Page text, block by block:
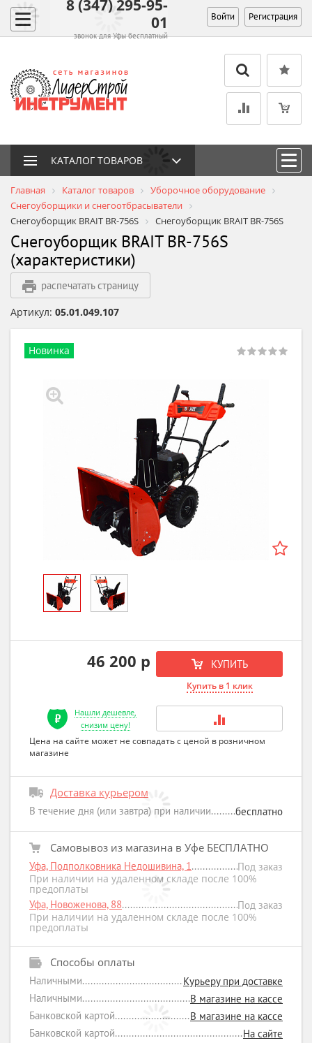
8 (347) 295-95-
01
звонок для Уфы бесплатный
Войти Регистрация
КАТАЛОГ ТОВАРОВ
Главная Каталог товаров
Уборочное оборудование
Снегоуборщики и снегоотбрасыватели
Снегоуборщик BRAIT BR-756S
Снегоуборщик BRAIT BR-756S
Снегоуборщик BRAIT BR-756S
(характеристики)
распечатать страницу
Артикул: 05.01.049.107
Новинка
46 200 р КУПИТЬ
Купить в 1 клик
Нашли дешевле,
снизим цену!
Цена на сайте может не совпадать с ценой в розничном
магазине
Доставка курьером
В течение дня (или завтра) при наличии бесплатно
Самовывоз из магазина в Уфе БЕСПЛАТНО
Уфа, Подполковника Недошивина, 1
Под заказ
При наличии на удаленном складе после 100%
предоплаты
Уфа, Новоженова, 88
Под заказ
При наличии на удаленном складе после 100%
предоплаты
Способы оплаты
Наличными
Курьеру при доставке
Наличными
В магазине на кассе
Банковской картой
В магазине на кассе
Банковской картой
На сайте